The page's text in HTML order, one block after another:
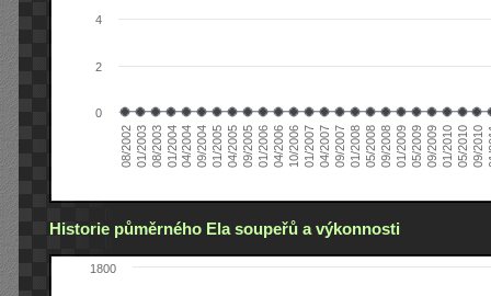
08/200201/200308/200301/200404/200409/200401/200504/200509/200501/200604/200610/200601/200704/200709/200701/200805/200809/200801/200905/200909/200901/201005/201009/2010
0
2
4
Historie půměrného Ela soupeřů a výkonnosti
1800